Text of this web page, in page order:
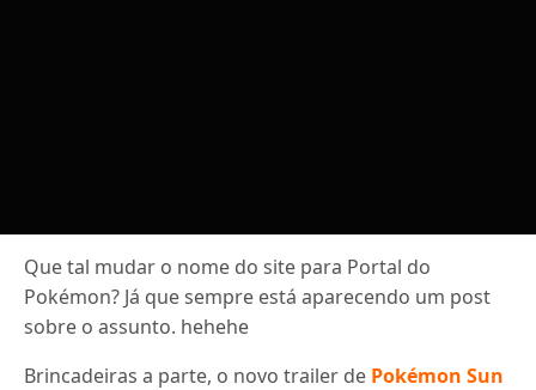
Que tal mudar o nome do site para Portal do
Pokémon? Já que sempre está aparecendo um post
sobre o assunto. hehehe
Brincadeiras a parte, o novo trailer de Pokémon Sun